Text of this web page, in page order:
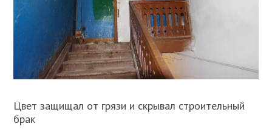
Цвет защищал от грязи и скрывал строительный
брак